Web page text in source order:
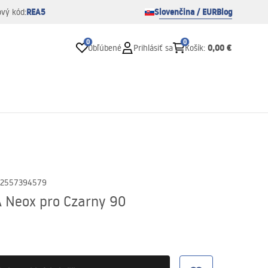
kód:REA5 Slovenčina / EURBlog
0
Obľúbené Prihlásiť sa
0
Košík: 0,00 €
Neox pro Czarny 90